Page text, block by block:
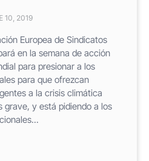
10, 2019
Europea de Sindicatos
en la semana de acción
para presionar a los
para que ofrezcan
a la crisis climática
grave, y está pidiendo a los